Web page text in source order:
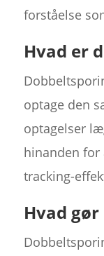
forståelse
Hvad er
optage den
optagelser
hinanden for
tracking-
Hvad